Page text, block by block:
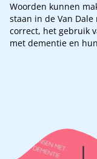
Woorden kunnen
staan in de Van
correct, het gebruik
met dementie en